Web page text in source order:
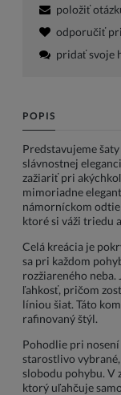
položiť
odporučiť
pridať svoje
POPIS
Predstavujeme
slávnostnej
zažiariť pri
mimoriadne
námorníckom
ktoré si váži triedu
Celá kreácia je
sa pri každom
rozžiareného neba.
ľahkosť, pričom
líniou šiat. Táto
rafinovaný štýl.
Pohodlie pri
starostlivo
slobodu pohybu. V
ktorý uľahčuje